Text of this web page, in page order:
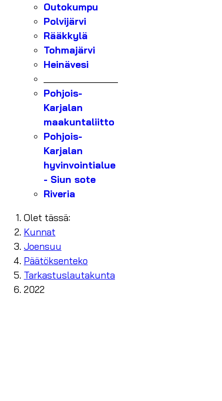
Outokumpu
Polvijärvi
Rääkkylä
Tohmajärvi
Heinävesi
Pohjois-
Karjalan
maakuntaliitto
Pohjois-
Karjalan
hyvinvointialue
- Siun sote
Riveria
Olet tässä:
Kunnat
Joensuu
Päätöksenteko
Tarkastuslautakunta
2022